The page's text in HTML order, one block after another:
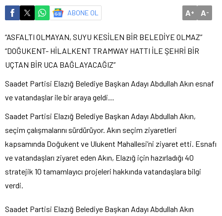
ABONE OL A+ A-
“ASFALTI OLMAYAN, SUYU KESİLEN BİR BELEDİYE OLMAZ”
“DOĞUKENT- HİLALKENT TRAMWAY HATTI İLE ŞEHRİ BİR
UÇTAN BİR UCA BAĞLAYACAĞIZ”
Saadet Partisi Elazığ Belediye Başkan Adayı Abdullah Akın esnaf
ve vatandaşlar ile bir araya geldi…
Saadet Partisi Elazığ Belediye Başkan Adayı Abdullah Akın,
seçim çalışmalarını sürdürüyor. Akın seçim ziyaretleri
kapsamında Doğukent ve Ulukent Mahallesi’ni ziyaret etti. Esnafı
ve vatandaşları ziyaret eden Akın, Elazığ için hazırladığı 40
stratejik 10 tamamlayıcı projeleri hakkında vatandaşlara bilgi
verdi.
Saadet Partisi Elazığ Belediye Başkan Adayı Abdullah Akın